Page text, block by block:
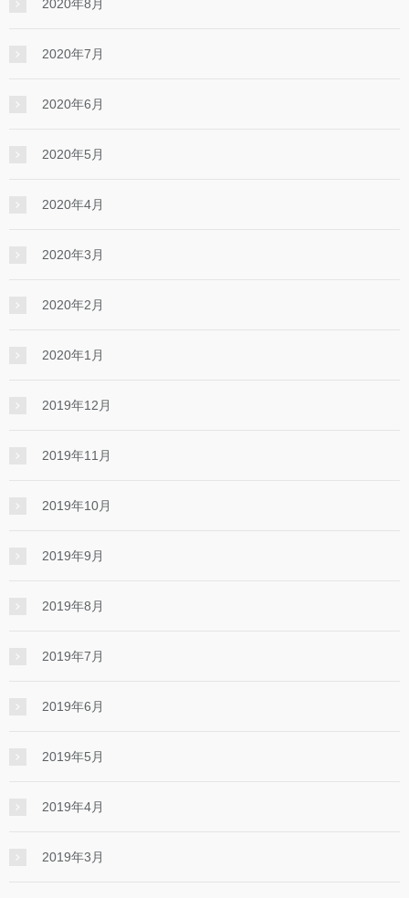
2020年8月
2020年7月
2020年6月
2020年5月
2020年4月
2020年3月
2020年2月
2020年1月
2019年12月
2019年11月
2019年10月
2019年9月
2019年8月
2019年7月
2019年6月
2019年5月
2019年4月
2019年3月